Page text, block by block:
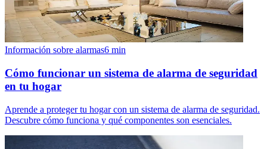
Información sobre alarmas6 min
Cómo funcionar un sistema de alarma de seguridad
en tu hogar
Aprende a proteger tu hogar con un sistema de alarma de seguridad.
Descubre cómo funciona y qué componentes son esenciales.